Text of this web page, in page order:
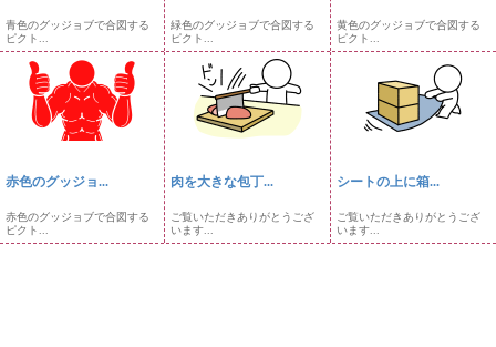
青色のグッジョブで合図する
ピクト...
緑色のグッジョブで合図する
ピクト...
黄色のグッジョブで合図する
ピクト...
赤色のグッジョ...
赤色のグッジョブで合図する
ピクト...
肉を大きな包丁...
ご覧いただきありがとうござ
います...
シートの上に箱...
ご覧いただきありがとうござ
います...